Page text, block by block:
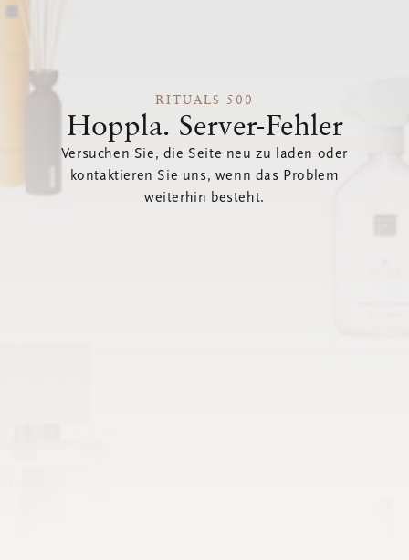
RITUALS 500
Hoppla. Server-Fehler
Versuchen Sie, die Seite neu zu laden oder
kontaktieren Sie uns, wenn das Problem
weiterhin besteht.